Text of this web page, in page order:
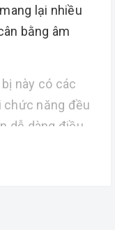
lại nhiều
bằng âm
này có các
chức năng đều
dễ dàng điều